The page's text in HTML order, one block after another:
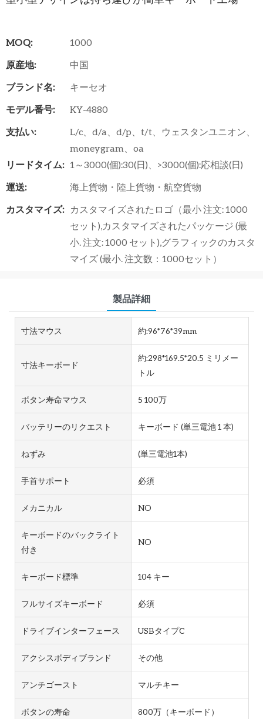
MOQ:
1000
原産地:
中国
ブランド名:
キーセオ
モデル番号:
KY-4880
支払い:
L/c、d/a、d/p、t/t、ウェスタンユニオン、
moneygram、oa
リードタイム: 1～3000(個):30(日)、>3000(個):応相談(日)
運送:
海上貨物・陸上貨物・航空貨物
カスタマイズ:
カスタマイズされたロゴ（最小 注文: 1000
セット),カスタマイズされたパッケージ (最
小. 注文: 1000 セット),グラフィックのカスタ
マイズ (最小. 注文数：1000セット）
製品詳細
寸法マウス 約:96*76*39mm
寸法キーボード
約:298*169.5*20.5 ミリメー
トル
ボタン寿命マウス 5 100万
バッテリーのリクエスト キーボード (単三電池 1 本)
ねずみ (単三電池1本)
手首サポート 必須
メカニカル NO
キーボードのバックライト
付き
NO
キーボード標準 104 キー
フルサイズキーボード 必須
ドライブインターフェース USBタイプC
アクシスボディブランド その他
アンチゴースト マルチキー
ボタンの寿命 800万（キーボード）